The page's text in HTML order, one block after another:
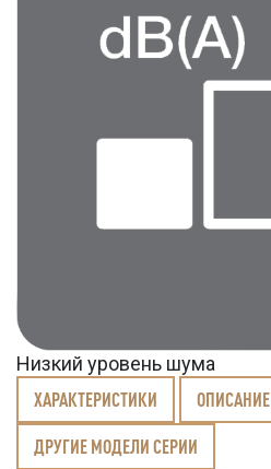
Низкий уровень шума
ХАРАКТЕРИСТИКИ ОПИСАНИЕ
ДРУГИЕ МОДЕЛИ СЕРИИ